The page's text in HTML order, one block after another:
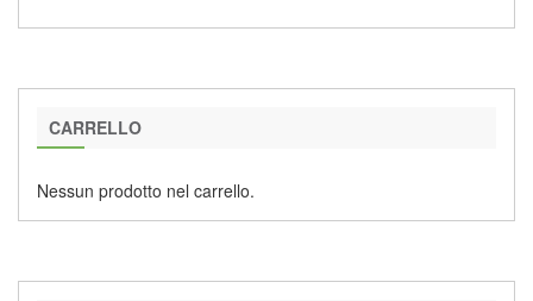
CARRELLO
Nessun prodotto nel carrello.